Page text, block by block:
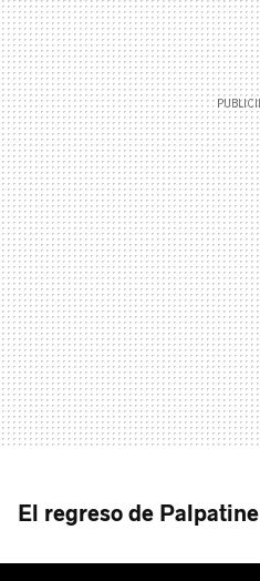
El regreso de Palpatine